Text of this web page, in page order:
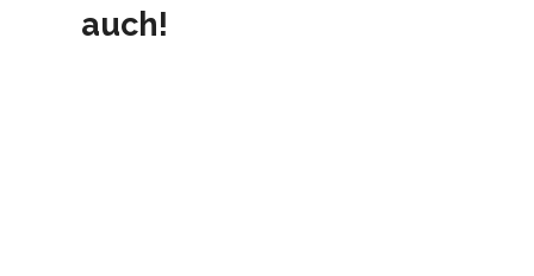
auch!